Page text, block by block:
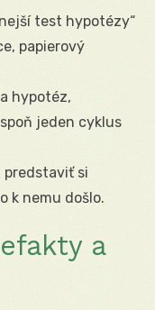
test hypotézy“
papierový
hypotéz,
jeden cyklus
predstaviť si
k nemu došlo.
a